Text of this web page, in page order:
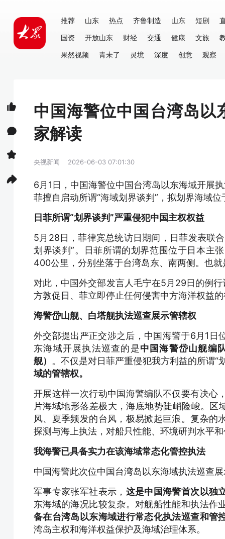
推荐 山东 热点 齐鲁制造 山东 短剧
国资
开放山东 财经 交通 健康 文旅
果然视频
青未了 灵境 深度 创意 观察
中国海警位中国台湾岛以
家解读
央视新闻 2026-06-03 07:01:30
6月1日，中国海警位中国台湾岛以东海域开展
菲擅自启动所谓“海域划界谈判”，拟划界海域
日菲所谓“划界谈判”严重侵犯中国主权权益
5月28日，菲律宾总统访日期间，日菲发表联
划界谈判”。日菲所谓的划界范围位于日本主
400公里，分别坐落于台湾岛东、南两侧。也就
对此，中国外交部发言人毛宁在5月29日的例
方敦促日、菲立即停止任何侵害中方海洋权益
海警岱山舰、白塔舰执法巡查展示管辖权
外交部提出严正交涉之后，中国海警于6月1日
东海域开展执法巡查的是中国海警岱山舰编
舰） 。不仅是对日菲严重侵犯我方利益的所谓“
域的管辖权。
开展这样一次行动中国海警编队不仅要有决心
片海域地形落差极大，海底地势陡峭险峻。
风、夏季频发的台风，极易掀起巨浪。复杂的
探测与海上执法，对船只性能、环境研判水平
我海警已具备实力在该海域常态化管控执法
中国海警此次位中国台湾岛以东海域执法巡查
军事专家张军社表示， 这是中国海警首次以独
东海域的海况比较复杂。对舰船性能和执法作
备在台湾岛以东海域进行常态化执法巡查和管
湾岛主权和海洋权益保护及海域治理体系。